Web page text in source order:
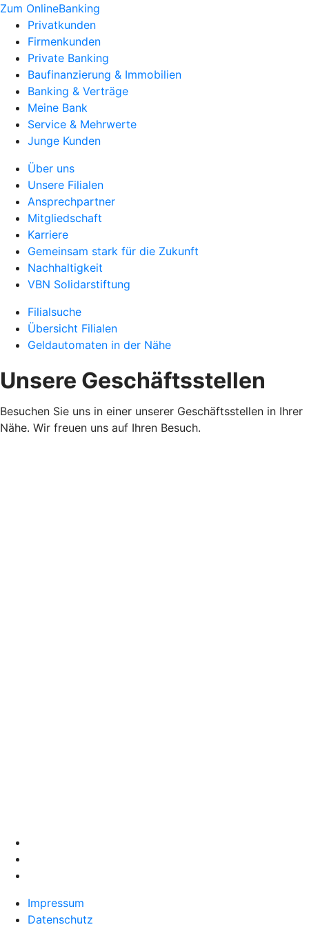
Zum OnlineBanking
Privatkunden
Firmenkunden
Private Banking
Baufinanzierung & Immobilien
Banking & Verträge
Meine Bank
Service & Mehrwerte
Junge Kunden
Über uns
Unsere Filialen
Ansprechpartner
Mitgliedschaft
Karriere
Gemeinsam stark für die Zukunft
Nachhaltigkeit
VBN Solidarstiftung
Filialsuche
Übersicht Filialen
Geldautomaten in der Nähe
Unsere Geschäftsstellen
Besuchen Sie uns in einer unserer Geschäftsstellen in Ihrer
Nähe. Wir freuen uns auf Ihren Besuch.
Impressum
Datenschutz